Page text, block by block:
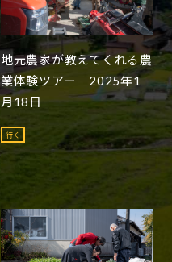
地元農家が教えてくれる農
業体験ツアー 2025年1
月18日
行く